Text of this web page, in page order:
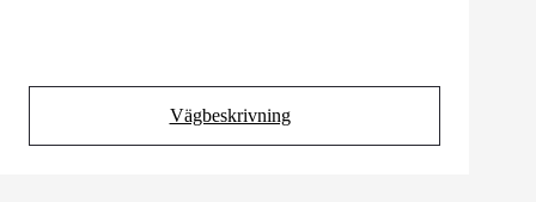
Vägbeskrivning
(Opens in new tab)